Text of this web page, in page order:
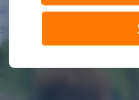
a plnia ciele Zelenej
spoločne.